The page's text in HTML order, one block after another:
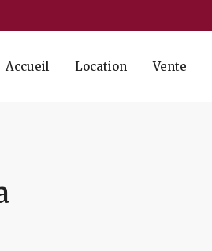
Accueil Location Vente